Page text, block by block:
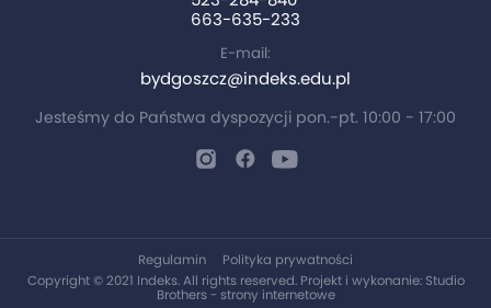
663-635-233
E-mail:
bydgoszcz@indeks.edu.pl
Jesteśmy do Państwa dyspozycji pon.-pt. 10:00 - 17:00
Regulamin
Polityka prywatności
Copyright © 2021 Indeks. All rights reserved. Projekt i wykonanie: Studio
Brothers - strony internetowe